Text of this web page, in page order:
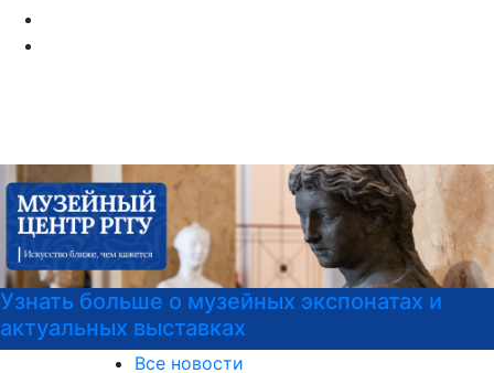
Узнать больше о музейных экспонатах и
актуальных выставках
Все новости